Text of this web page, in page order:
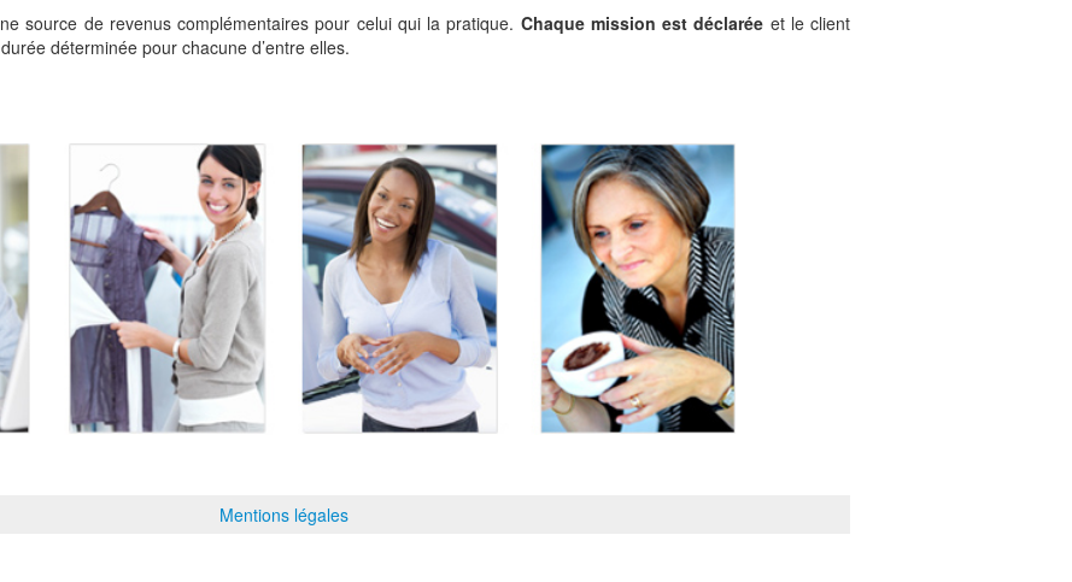
source de revenus complémentaires pour celui qui la pratique. Chaque mission est déclarée et le client
déterminée pour chacune d’entre elles.
Mentions légales